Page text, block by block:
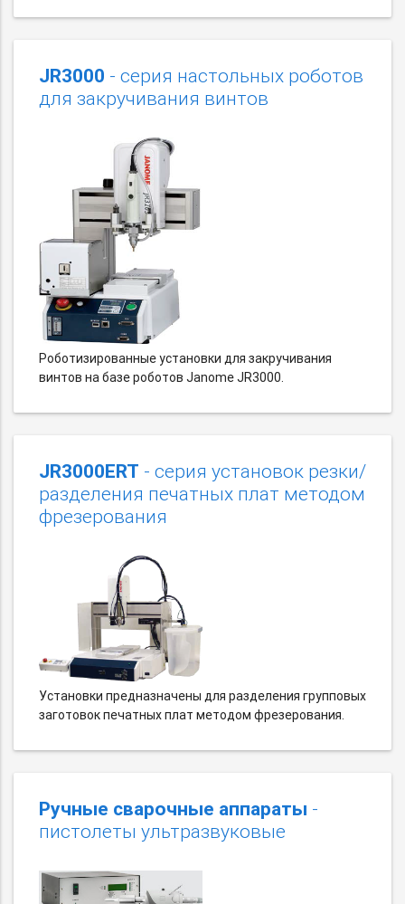
JR3000 - серия настольных роботов
для закручивания винтов
Роботизированные установки для закручивания
винтов на базе роботов Janome JR3000.
JR3000ERT - серия установок резки/
разделения печатных плат методом
фрезерования
Установки предназначены для разделения групповых
заготовок печатных плат методом фрезерования.
Ручные сварочные аппараты -
пистолеты ультразвуковые